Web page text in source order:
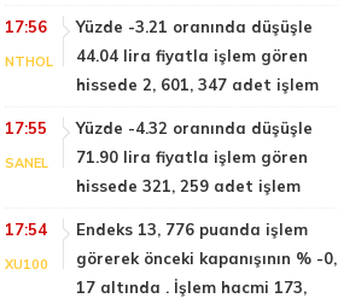
17:56
NTHOL
Yüzde -3.21 oranında düşüşle
44.04 lira fiyatla işlem gören
hissede 2, 601, 347 adet işlem
17:55
SANEL
Yüzde -4.32 oranında düşüşle
71.90 lira fiyatla işlem gören
hissede 321, 259 adet işlem
17:54
XU100
Endeks 13, 776 puanda işlem
görerek önceki kapanışının % -0,
17 altında . İşlem hacmi 173,